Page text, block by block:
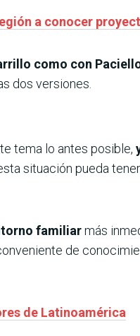
a conocer
como con
dos versiones.
tema lo antes posible,
situación pueda
familiarmás
de
de Latinoamérica